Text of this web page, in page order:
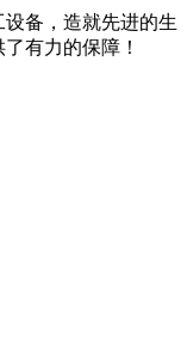
备，造就先进的生
有力的保障！